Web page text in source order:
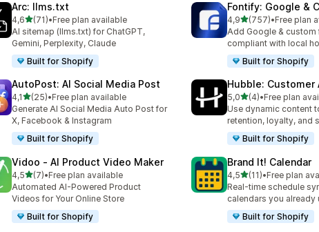
Arc: llms.txt
4,6de 5 estrelas
(71)
71 total de avaliações
•Free plan available
AI sitemap (llms.txt) for ChatGPT,
Gemini, Perplexity, Claude
Built for Shopify
Fontify: Google &
4,9de 5 estrelas
(757)
757 total de
•Free plan
Add Google & custom
compliant with local
Built for Shopify
AutoPost: AI Social Media Post
4,1de 5 estrelas
(25)
25 total de avaliações
•Free plan available
Generate AI Social Media Auto Post for
X, Facebook & Instagram
Built for Shopify
Hubble: Customer
5,0de 5 estrelas
(4)
4 total de avaliações
•Free plan
Use dynamic content
retention, loyalty, and
Built for Shopify
Vidoo ‑ AI Product Video Maker
4,5de 5 estrelas
(7)
7 total de avaliações
•Free plan available
Automated AI-Powered Product
Videos for Your Online Store
Built for Shopify
Brand It! Calendar
4,5de 5 estrelas
(11)
11 total de avaliações
•Free plan
Real-time schedule
calendars you already
Built for Shopify